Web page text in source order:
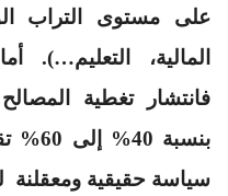
على مستوى التراب
المالية، التعليم…).
فانتشار تغطية
بنسبة 40% إلى 60% تقريبا
سياسة حقيقية ومعقلنة